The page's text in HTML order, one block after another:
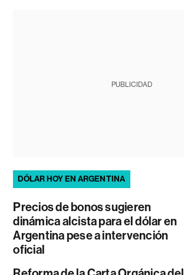
PUBLICIDAD
DÓLAR HOY EN ARGENTINA
Precios de bonos sugieren
dinámica alcista para el dólar en
Argentina pese a intervención
oficial